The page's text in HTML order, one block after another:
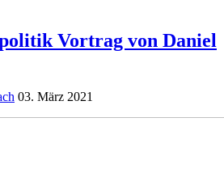
Vortrag von Daniel
03. März 2021